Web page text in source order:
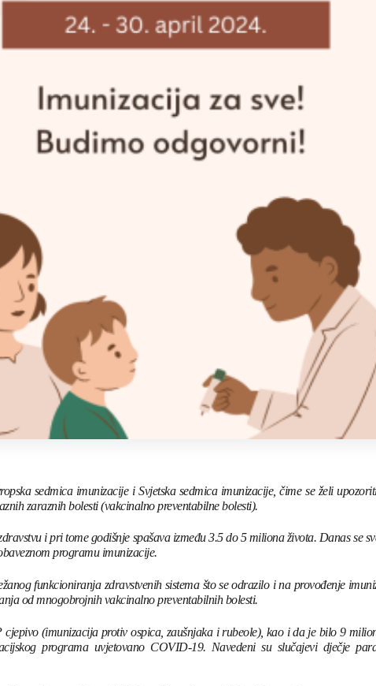
sedmica imunizacije i Svjetska sedmica imunizacije, čime se želi
zaraznih bolesti (vakcinalno preventabilne bolesti).
i pri tome godišnje spašava između 3.5 do 5 miliona života. Danas se
programu imunizacije.
funkcioniranja zdravstvenih sistema što se odrazilo i na provođenje
od mnogobrojnih vakcinalno preventabilnih bolesti.
(imunizacija protiv ospica, zaušnjaka i rubeole), kao i da je bilo 9
programa uvjetovano COVID-19. Navedeni su slučajevi dječje